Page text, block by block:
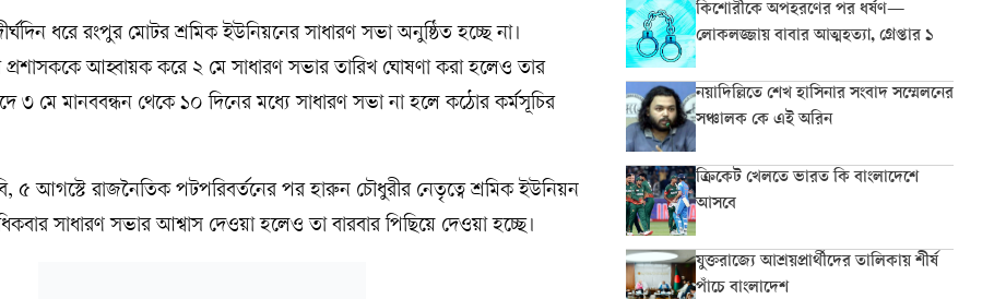
ধরে রংপুর মোটর শ্রমিক ইউনিয়নের সাধারণ সভা অনুষ্ঠিত হচ্ছে না।
প্রশাসককে আহ্বায়ক করে ২ মে সাধারণ সভার তারিখ ঘোষণা করা হলেও তার
৩ মে মানববন্ধন থেকে ১০ দিনের মধ্যে সাধারণ সভা না হলে কঠোর কর্মসূচির
৫ আগস্টে রাজনৈতিক পটপরিবর্তনের পর হারুন চৌধুরীর নেতৃত্বে শ্রমিক ইউনিয়ন
সাধারণ সভার আশ্বাস দেওয়া হলেও তা বারবার পিছিয়ে দেওয়া হচ্ছে।
কিশোরীকে অপহরণের পর ধর্ষণ—
লোকলজ্জায় বাবার আত্মহত্যা, গ্রেপ্তার ১
নয়াদিল্লিতে শেখ হাসিনার সংবাদ সম্মেলনের
সঞ্চালক কে এই অরিন
ক্রিকেট খেলতে ভারত কি বাংলাদেশে
আসবে
যুক্তরাজ্যে আশ্রয়প্রার্থীদের তালিকায় শীর্ষ
পাঁচে বাংলাদেশ